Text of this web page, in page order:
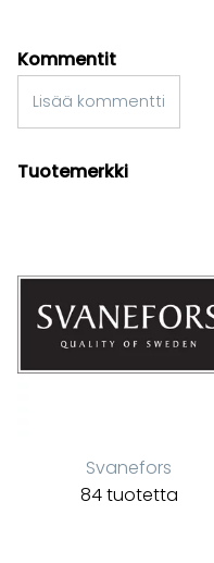
Kommentit
Lisää kommentti
Tuotemerkki
Svanefors
84 tuotetta